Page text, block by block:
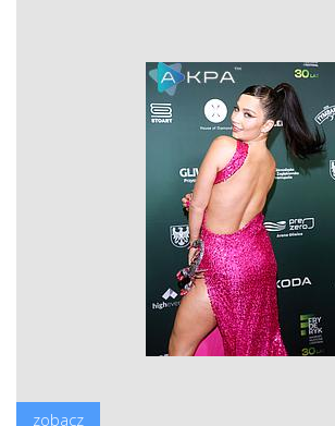
zobacz